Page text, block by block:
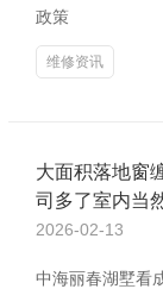
政策
维修资讯
大面积落地窗
司多了室内当
2026-02-13
中海丽春湖墅看